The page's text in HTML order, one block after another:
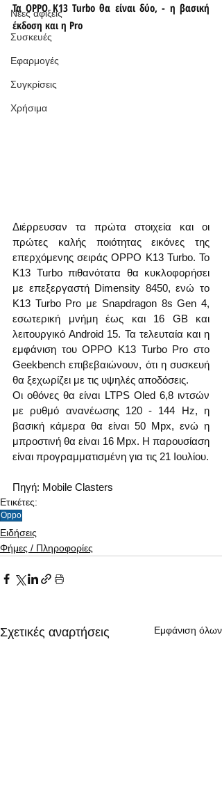
Νέες αφίξεις
Συσκευές
Εφαρμογές
Συγκρίσεις
Χρήσιμα
Τα OPPO K13 Turbo θα είναι δύο, - η βασική
έκδοση και η Pro
Διέρρευσαν τα πρώτα στοιχεία και οι
πρώτες καλής ποιότητας εικόνες της
επερχόμενης σειράς OPPO K13 Turbo. Το
K13 Turbo πιθανότατα θα κυκλοφορήσει
με επεξεργαστή Dimensity 8450, ενώ το
K13 Turbo Pro με Snapdragon 8s Gen 4,
εσωτερική μνήμη έως και 16 GB και
λειτουργικό Android 15. Τα τελευταία και η
εμφάνιση του OPPO K13 Turbo Pro στο
Geekbench επιβεβαιώνουν, ότι η συσκευή
θα ξεχωρίζει με τις υψηλές αποδόσεις.
Οι οθόνες θα είναι LTPS Oled 6,8 ιντσών
με ρυθμό ανανέωσης 120 - 144 Hz, η
βασική κάμερα θα είναι 50 Mpx, ενώ η
μπροστινή θα είναι 16 Mpx. Η παρουσίαση
είναι προγραμματισμένη για τις 21 Ιουλίου.
Πηγή: Mobile Clasters
Ετικέτες:
Oppo
Ειδήσεις
Φήμες / Πληροφορίες
Σχετικές αναρτήσεις Εμφάνιση όλων